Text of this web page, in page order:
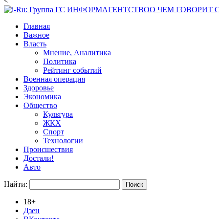
ИНФОРМАГЕНТСТВОО ЧЕМ ГОВОРИТ
Главная
Важное
Власть
Мнение, Аналитика
Политика
Рейтинг событий
Военная операция
Здоровье
Экономика
Общество
Культура
ЖКХ
Спорт
Технологии
Происшествия
Достали!
Авто
Найти:
18+
Дзен